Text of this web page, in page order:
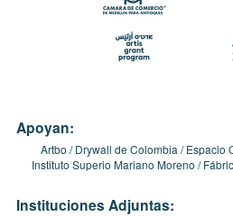
Apoyan:
Artbo Drywall de Colombia Espacio
Instituto Superio Mariano Moreno
Instituciones Adjuntas: